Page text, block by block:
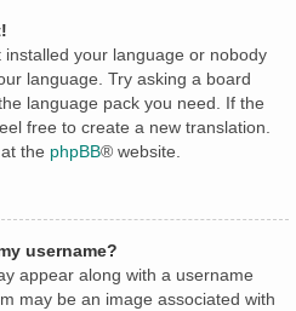
your language or nobody
language. Try asking a board
language pack you need. If the
free to create a new translation.
the phpBB® website.
username?
appear along with a username
may be an image associated with